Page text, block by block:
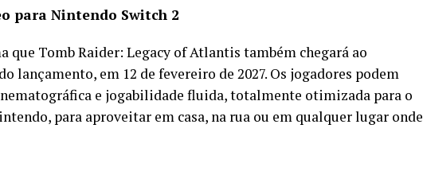
para Nintendo Switch 2
que Tomb Raider: Legacy of Atlantis também chegará ao
lançamento, em 12 de fevereiro de 2027. Os jogadores podem
e jogabilidade fluida, totalmente otimizada para o
para aproveitar em casa, na rua ou em qualquer lugar onde